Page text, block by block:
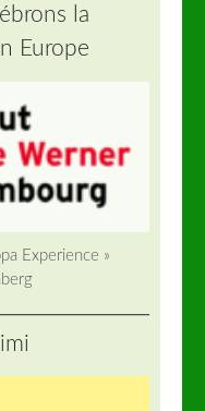
la
Europe
Experience »